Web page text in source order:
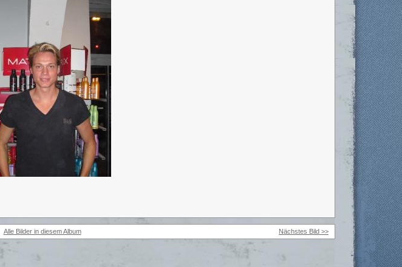
Alle Bilder in diesem Album Nächstes Bild >>